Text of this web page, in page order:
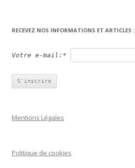
RECEVEZ NOS INFORMATIONS ET ARTICLES :
Votre e-mail:*
Mentions Légales
Politique de cookies